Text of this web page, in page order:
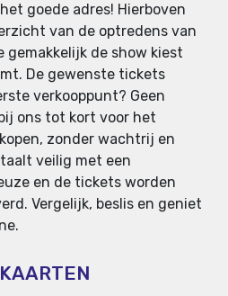
goede adres! Hierboven
van de optredens van
gemakkelijk de show kiest
De gewenste tickets
verkooppunt? Geen
ons tot kort voor het
zonder wachtrij en
veilig met een
en de tickets worden
Vergelijk, beslis en geniet